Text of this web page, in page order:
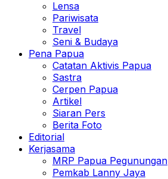
Lensa
Pariwisata
Travel
Seni & Budaya
Pena Papua
Catatan Aktivis Papua
Sastra
Cerpen Papua
Artikel
Siaran Pers
Berita Foto
Editorial
Kerjasama
MRP Papua Pegunungan
Pemkab Lanny Jaya